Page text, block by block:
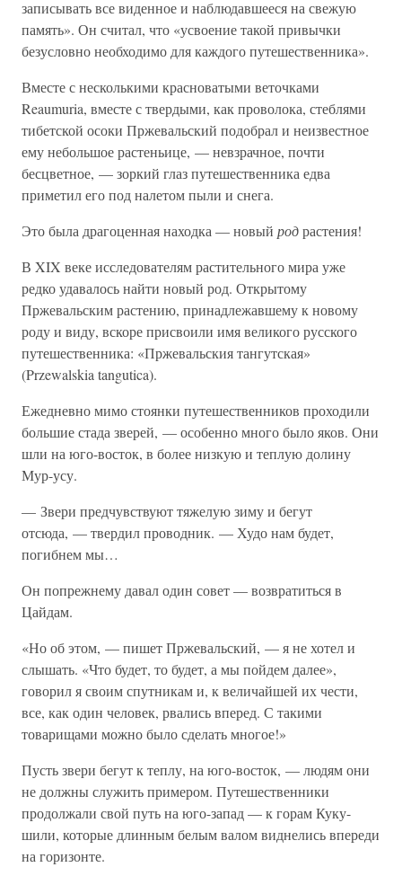
записывать все виденное и наблюдавшееся на свежую
память». Он считал, что «усвоение такой привычки
безусловно необходимо для каждого путешественника».
Вместе с несколькими красноватыми веточками
Reaumuria, вместе с твердыми, как проволока, стеблями
тибетской осоки Пржевальский подобрал и неизвестное
ему небольшое растеньице, — невзрачное, почти
бесцветное, — зоркий глаз путешественника едва
приметил его под налетом пыли и снега.
Это была драгоценная находка — новый родрастения!
В XIX веке исследователям растительного мира уже
редко удавалось найти новый род. Открытому
Пржевальским растению, принадлежавшему к новому
роду и виду, вскоре присвоили имя великого русского
путешественника: «Пржевальския тангутская»
(Przewalskia tangutica).
Ежедневно мимо стоянки путешественников проходили
большие стада зверей, — особенно много было яков. Они
шли на юго-восток, в более низкую и теплую долину
Мур-усу.
— Звери предчувствуют тяжелую зиму и бегут
отсюда, — твердил проводник. — Худо нам будет,
погибнем мы…
Он попрежнему давал один совет — возвратиться в
Цайдам.
«Но об этом, — пишет Пржевальский, — я не хотел и
слышать. «Что будет, то будет, а мы пойдем далее»,
говорил я своим спутникам и, к величайшей их чести,
все, как один человек, рвались вперед. С такими
товарищами можно было сделать многое!»
Пусть звери бегут к теплу, на юго-восток, — людям они
не должны служить примером. Путешественники
продолжали свой путь на юго-запад — к горам Куку-
шили, которые длинным белым валом виднелись впереди
на горизонте.